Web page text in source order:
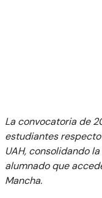
La convocatoria de
estudiantes
UAH, consolidando
alumnado que
Mancha.